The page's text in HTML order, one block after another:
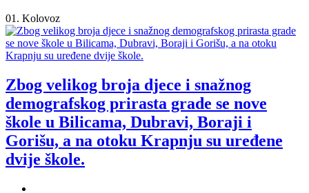
01. Kolovoz
Zbog velikog broja djece i snažnog
demografskog prirasta grade se nove
škole u Bilicama, Dubravi, Boraji i
Gorišu, a na otoku Krapnju su uređene
dvije škole.